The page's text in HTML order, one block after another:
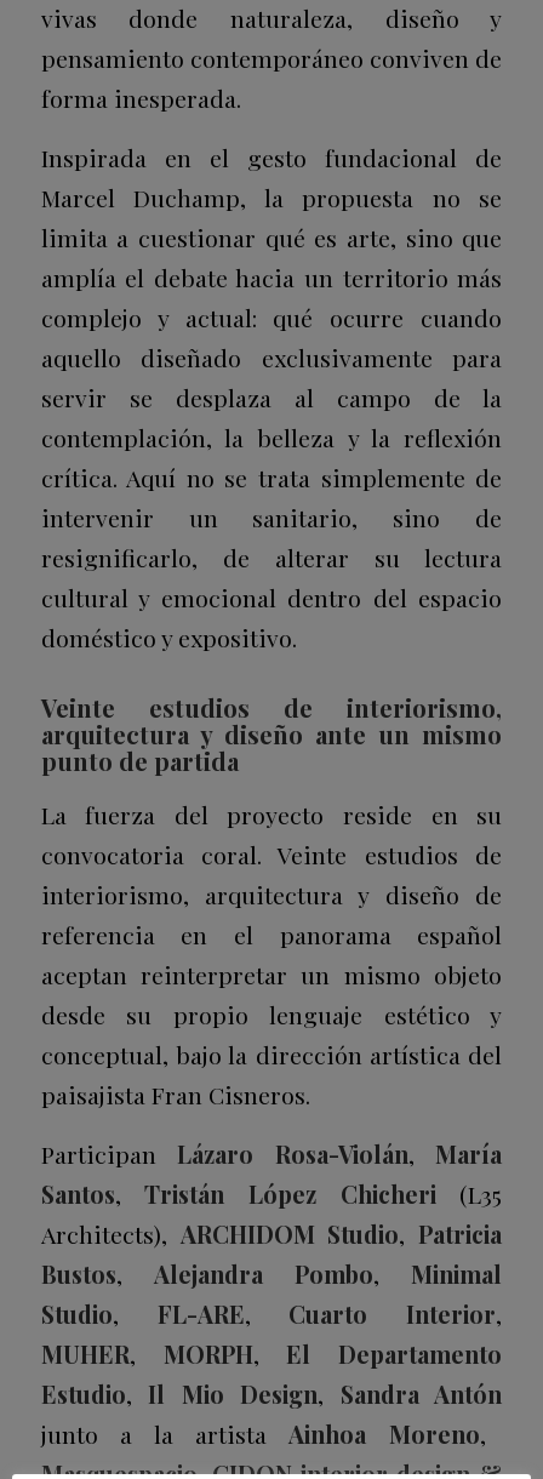
vivas donde naturaleza, diseño y
pensamiento contemporáneo conviven de
forma inesperada.
Inspirada en el gesto fundacional de
Marcel Duchamp, la propuesta no se
limita a cuestionar qué es arte, sino que
amplía el debate hacia un territorio más
complejo y actual: qué ocurre cuando
aquello diseñado exclusivamente para
servir se desplaza al campo de la
contemplación, la belleza y la reflexión
crítica. Aquí no se trata simplemente de
intervenir un sanitario, sino de
resignificarlo, de alterar su lectura
cultural y emocional dentro del espacio
doméstico y expositivo.
Veinte estudios de interiorismo,
arquitectura y diseño ante un mismo
punto de partida
La fuerza del proyecto reside en su
convocatoria coral. Veinte estudios de
interiorismo, arquitectura y diseño de
referencia en el panorama español
aceptan reinterpretar un mismo objeto
desde su propio lenguaje estético y
conceptual, bajo la dirección artística del
paisajista Fran Cisneros.
Participan Lázaro Rosa-Violán, María
Santos,Tristán López Chicheri(L35
Architects), ARCHIDOM Studio, Patricia
Bustos, Alejandra Pombo, Minimal
Studio, FL-ARE, Cuarto Interior,
MUHER, MORPH, El Departamento
Estudio, Il Mio Design, Sandra Antón
junto a la artistaAinhoa Moreno,